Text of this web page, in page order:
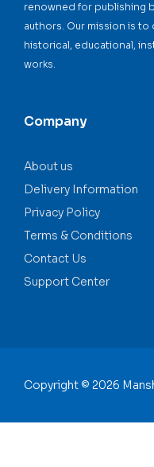
renowned for publishing
authors. Our mission is
historical, educational,
works.
Company
About us
Delivery Information
Privacy Policy
Terms & Conditions
Contact Us
Support Center
Copyright © 2026